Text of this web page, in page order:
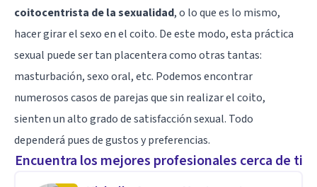
coitocentrista de la sexualidad, o lo que es lo mismo,
hacer girar el sexo en el coito. De este modo, esta práctica
sexual puede ser tan placentera como otras tantas:
masturbación, sexo oral, etc. Podemos encontrar
numerosos casos de parejas que sin realizar el coito,
sienten un alto grado de satisfacción sexual. Todo
dependerá pues de gustos y preferencias.
Encuentra los mejores profesionales cerca de ti